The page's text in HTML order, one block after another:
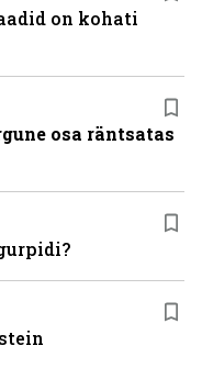
on kohati
osa räntsatas